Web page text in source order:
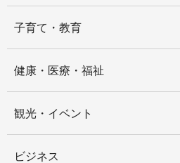
子育て・教育
健康・医療・福祉
観光・イベント
ビジネス